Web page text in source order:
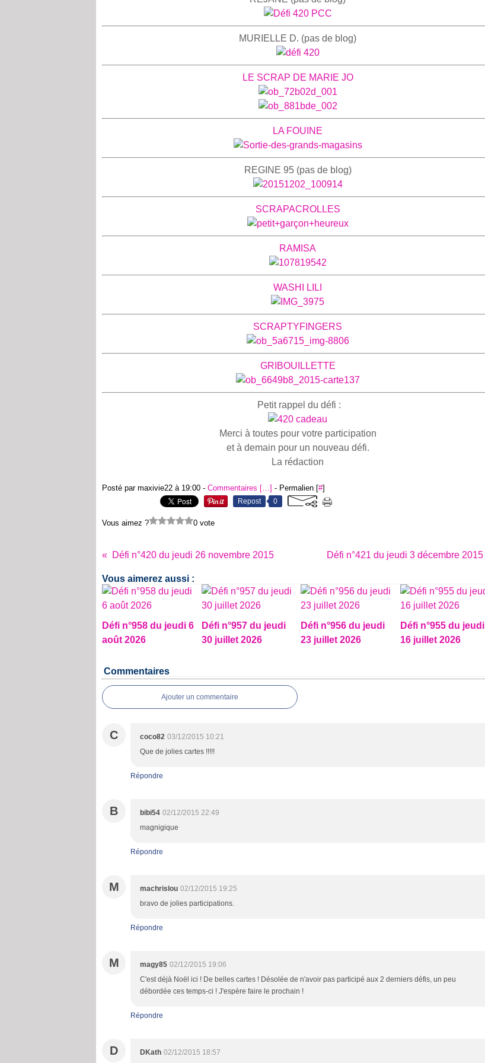
MURIELLE D. (pas de blog)
LE SCRAP DE MARIE JO
LA FOUINE
REGINE 95 (pas de blog)
SCRAPACROLLES
RAMISA
WASHI LILI
SCRAPTYFINGERS
GRIBOUILLETTE
Petit rappel du défi :
Merci à toutes pour votre participation
et à demain pour un nouveau défi.
La rédaction
Posté par maxivie22 à 19:00 - Commentaires […] - Permalien [#]
Repost 0
Vous aimez ? 0 vote
Défi n°420 du jeudi 26 novembre 2015 Défi n°421 du jeudi 3 décembre 2015
Vous aimerez aussi :
Défi n°958 du jeudi 6
août 2026
Défi n°957 du jeudi
30 juillet 2026
Défi n°956 du jeudi
23 juillet 2026
Défi n°955 du jeudi
16 juillet 2026
Commentaires
Ajouter un commentaire
C coco82 03/12/2015 10:21
Que de jolies cartes !!!!!
Répondre
B bibi54 02/12/2015 22:49
magnigique
Répondre
M machrislou 02/12/2015 19:25
bravo de jolies participations.
Répondre
M magy85 02/12/2015 19:06
C'est déjà Noël ici ! De belles cartes ! Désolée de n'avoir pas participé aux 2 derniers défis, un peu
débordée ces temps-ci ! J'espère faire le prochain !
Répondre
D DKath 02/12/2015 18:57